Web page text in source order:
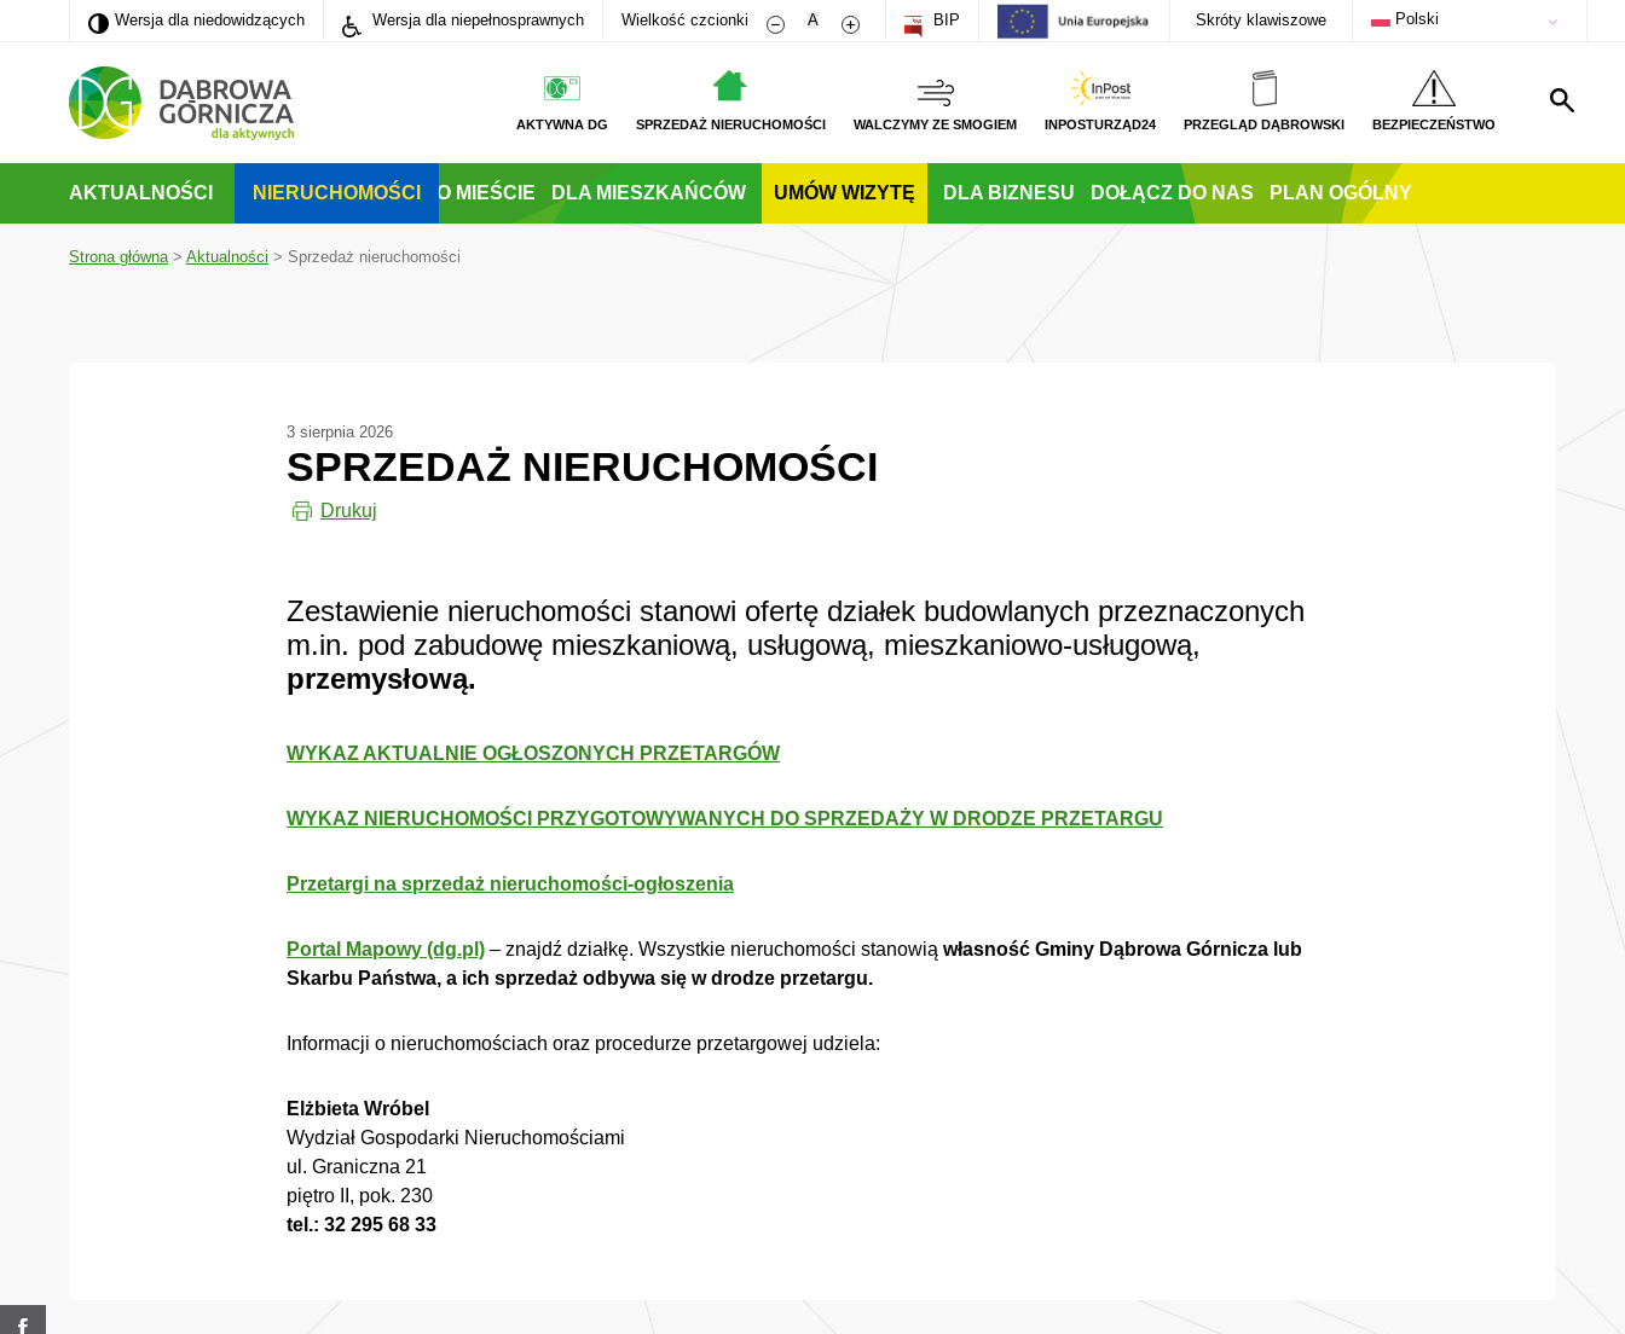
PRZEJDŹ DO MENU GŁÓWNEGO
PRZEJDŹ DO WYSZUKIWARKI
PRZEJDŹ DO TREŚCI
Wersja dla niedowidzących
Wersja dla niedowidzących Wersja dla niepełnosprawnych Wielkość czcionki Zmniejsz rozmiar czcionki
A Zwiększ rozmiar czcionki
BIP Skróty klawiszowe Polski
AKTYWNA DG SPRZEDAŻ NIERUCHOMOŚCI WALCZYMY ZE SMOGIEM INPOSTURZĄD24 PRZEGLĄD DĄBROWSKI BEZPIECZEŃSTWO
AKTUALNOŚCI NIERUCHOMOŚCI O MIEŚCIE DLA MIESZKAŃCÓW UMÓW WIZYTĘ DLA BIZNESU DOŁĄCZ DO NAS PLAN OGÓLNY
Strona główna> Aktualności > Sprzedaż nieruchomości
3 sierpnia 2026
SPRZEDAŻ NIERUCHOMOŚCI
Drukuj
Zestawienie nieruchomości stanowi ofertę działek budowlanych przeznaczonych
m.in. pod zabudowę mieszkaniową, usługową, mieszkaniowo-usługową,
przemysłową.
WYKAZ AKTUALNIE OGŁOSZONYCH PRZETARGÓW
WYKAZ NIERUCHOMOŚCI PRZYGOTOWYWANYCH DO SPRZEDAŻY W DRODZE PRZETARGU
Przetargi na sprzedaż nieruchomości-ogłoszenia
Portal Mapowy (dg.pl) – znajdź działkę. Wszystkie nieruchomości stanowią własność Gminy Dąbrowa Górnicza lub
Skarbu Państwa, a ich sprzedaż odbywa się w drodze przetargu.
Informacji o nieruchomościach oraz procedurze przetargowej udziela:
Elżbieta Wróbel
Wydział Gospodarki Nieruchomościami
ul. Graniczna 21
piętro II, pok. 230
tel.: 32 295 68 33